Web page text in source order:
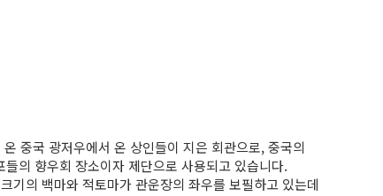
중국 광저우에서 온 상인들이 지은 회관으로, 중국의
의 향우회 장소이자 제단으로 사용되고 있습니다.
기의 백마와 적토마가 관운장의 좌우를 보필하고 있는데